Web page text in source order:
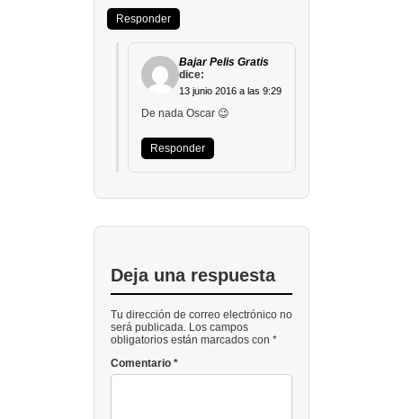
Responder
Bajar Pelis Gratis
dice:
13 junio 2016 a las 9:29
De nada Oscar 😉
Responder
Deja una respuesta
Tu dirección de correo electrónico no
será publicada. Los campos
obligatorios están marcados con *
Comentario *